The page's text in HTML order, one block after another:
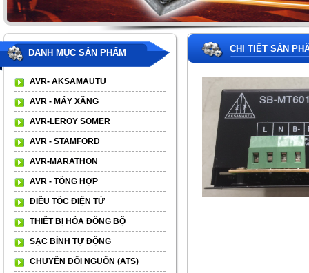
DANH MỤC SẢN PHẨM
AVR- AKSAMAUTU
AVR - MÁY XĂNG
AVR-LEROY SOMER
AVR - STAMFORD
AVR-MARATHON
AVR - TỔNG HỢP
ĐIỀU TỐC ĐIỆN TỬ
THIẾT BỊ HÒA ĐỒNG BỘ
SẠC BÌNH TỰ ĐỘNG
CHUYỂN ĐỔI NGUỒN (ATS)
CHI TIẾT SẢN